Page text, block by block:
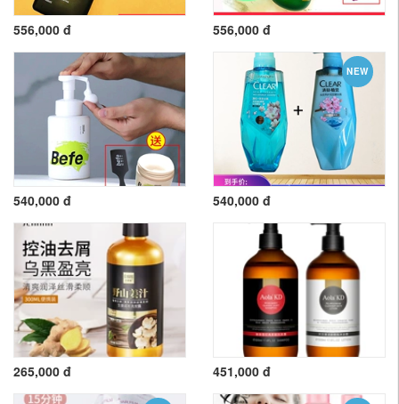
556,000 đ 556,000 đ
540,000 đ
NEW
540,000 đ
265,000 đ 451,000 đ